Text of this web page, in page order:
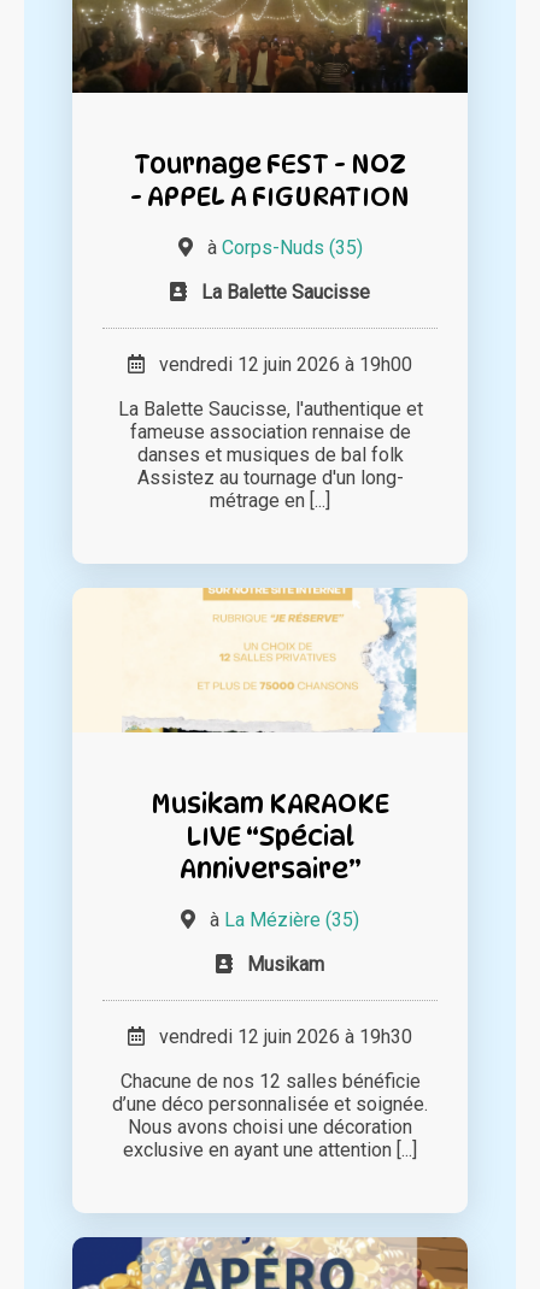
Tournage FEST - NOZ
- APPEL A FIGURATION
à Corps-Nuds (35)
La Balette Saucisse
vendredi 12 juin 2026 à 19h00
La Balette Saucisse, l'authentique et
fameuse association rennaise de
danses et musiques de bal folk
Assistez au tournage d'un long-
métrage en [...]
Musikam KARAOKE
LIVE “Spécial
Anniversaire”
à La Mézière (35)
Musikam
vendredi 12 juin 2026 à 19h30
Chacune de nos 12 salles bénéficie
d’une déco personnalisée et soignée.
Nous avons choisi une décoration
exclusive en ayant une attention [...]